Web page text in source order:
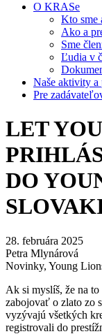
O KRASe
Kto sme
Ako a
Sme
Ľudia v
Naše aktivity a
Pre
LET
DO
28. februára 2025
Petra Mlynárová
Novinky, Young
Ak si myslíš, že na
zabojovať o zlato zo
vyzývajú všetkých
registrovali do